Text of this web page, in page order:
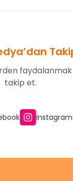
Gönder
faydalanmak
takip et.
Instagram